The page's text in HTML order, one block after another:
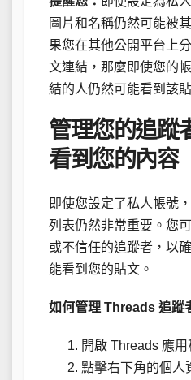
圖片和名稱仍然可能被
果您在其他公開平台上
文連結，那麼即使您的
結的人仍然可能看到該貼
管理您的追蹤
看到您的內容
即使您設定了私人帳號
列表仍然非常重要。您
或不信任的追蹤者，以
能看到您的貼文。
如何管理 Threads 追蹤
開啟 Threads 應用
點擊右下角的個人